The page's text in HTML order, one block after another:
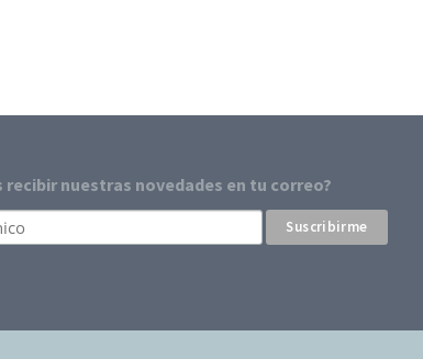
recibir nuestras novedades en tu correo?